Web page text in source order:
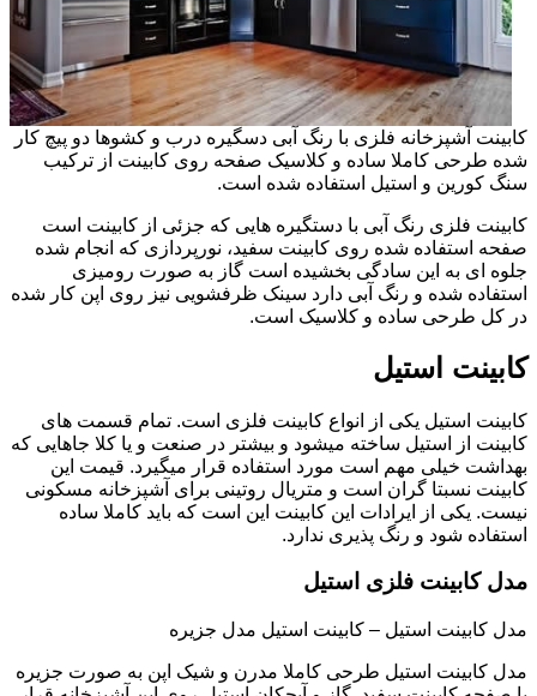
کابینت آشپزخانه فلزی با رنگ آبی دسگیره درب و کشوها دو پیچ کار
شده طرحی کاملا ساده و کلاسیک صفحه روی کابینت از ترکیب
سنگ کورین و استیل استفاده شده است.
کابینت فلزی رنگ آبی با دستگیره هایی که جزئی از کابینت است
صفحه استفاده شده روی کابینت سفید، نورپردازی که انجام شده
جلوه ای به این سادگی بخشیده است گاز به صورت رومیزی
استفاده شده و رنگ آبی دارد سینک ظرفشویی نیز روی اپن کار شده
در کل طرحی ساده و کلاسیک است.
کابینت استیل
کابینت استیل یکی از انواع کابینت فلزی است. تمام قسمت های
کابینت از استیل ساخته میشود و بیشتر در صنعت و یا کلا جاهایی که
بهداشت خیلی مهم است مورد استفاده قرار میگیرد. قیمت این
کابینت نسبتا گران است و متریال روتینی برای آشپزخانه مسکونی
نیست. یکی از ایرادات این کابینت این است که باید کاملا ساده
استفاده شود و رنگ پذیری ندارد.
مدل کابینت فلزی استیل
مدل کابینت استیل – کابینت استیل مدل جزیره
مدل کابینت استیل طرحی کاملا مدرن و شیک اپن به صورت جزیره